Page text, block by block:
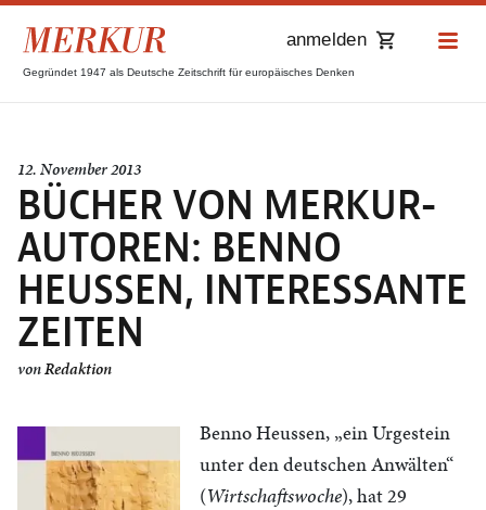
Gegründet 1947 als Deutsche Zeitschrift für europäisches Denken
anmelden
12. November 2013
BÜCHER VON MERKUR-
AUTOREN: BENNO
HEUSSEN, INTERESSANTE
ZEITEN
vonRedaktion
Benno Heussen, „ein Urgestein
unter den deutschen Anwälten“
(Wirtschaftswoche), hat 29